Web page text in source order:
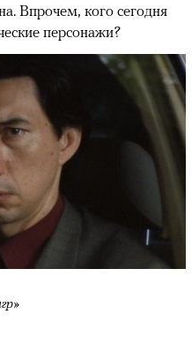
Впрочем, кого сегодня
персонажи?